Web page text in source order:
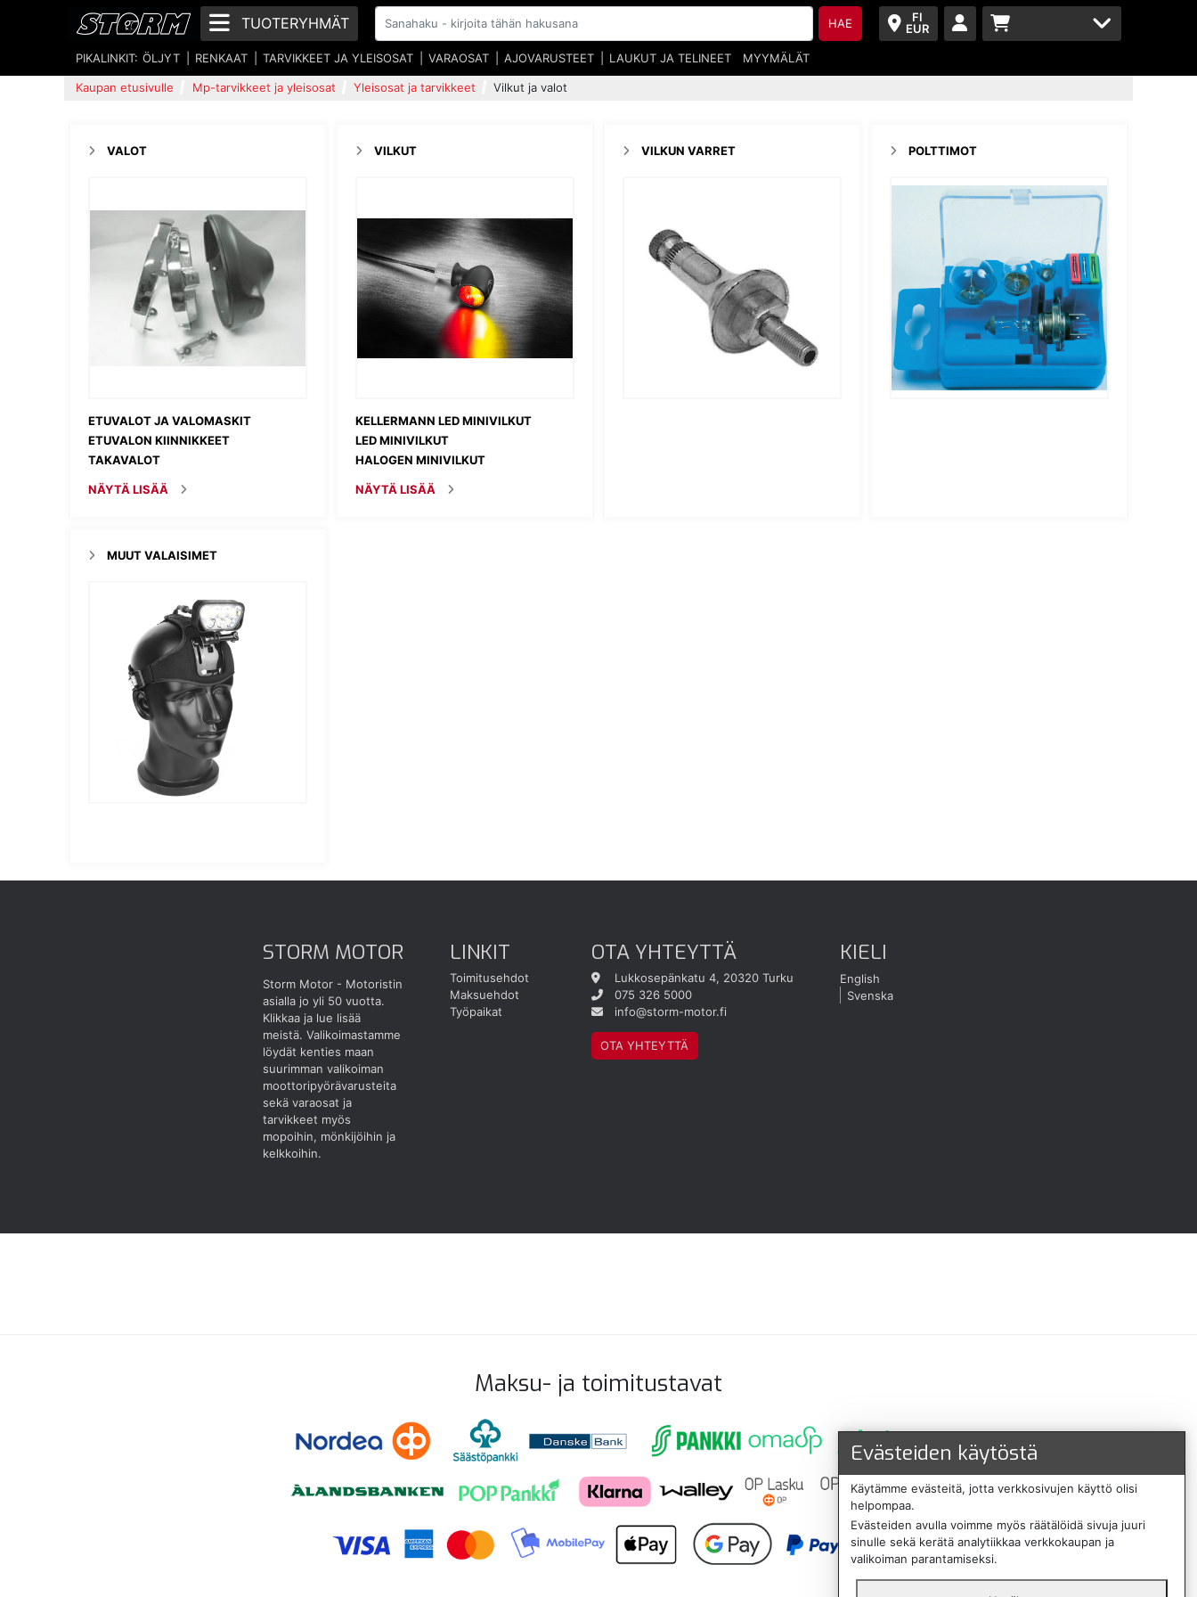
FI
EUR
TUOTERYHMÄT HAE
PIKALINKIT: ÖLJYT RENKAAT TARVIKKEET JA YLEISOSAT VARAOSAT AJOVARUSTEET LAUKUT JA TELINEET MYYMÄLÄT
Kaupan etusivulle Mp-tarvikkeet ja yleisosat Yleisosat ja tarvikkeet Vilkut ja valot
VALOT
ETUVALOT JA VALOMASKIT
ETUVALON KIINNIKKEET
TAKAVALOT
NÄYTÄ LISÄÄ
VILKUT
KELLERMANN LED MINIVILKUT
LED MINIVILKUT
HALOGEN MINIVILKUT
NÄYTÄ LISÄÄ
VILKUN VARRET POLTTIMOT
MUUT VALAISIMET
STORM MOTOR
Storm Motor - Motoristin
asialla jo yli 50 vuotta.
Klikkaa ja lue lisää
meistä. Valikoimastamme
löydät kenties maan
suurimman valikoiman
moottoripyörävarusteita
sekä varaosat ja
tarvikkeet myös
mopoihin, mönkijöihin ja
kelkkoihin.
LINKIT
Toimitusehdot
Maksuehdot
Työpaikat
OTA YHTEYTTÄ
Lukkosepänkatu 4, 20320 Turku
075 326 5000
info@storm-motor.fi
OTA YHTEYTTÄ
KIELI
English
Svenska
Maksu- ja toimitustavat
Evästeiden käytöstä
Käytämme evästeitä, jotta verkkosivujen käyttö olisi
helpompaa.
Evästeiden avulla voimme myös räätälöidä sivuja juuri
sinulle sekä kerätä analytiikkaa verkkokaupan ja
valikoiman parantamiseksi.